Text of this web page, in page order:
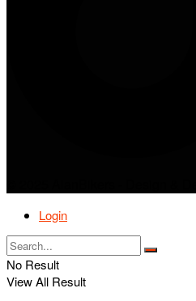
Login
No Result
View All Result